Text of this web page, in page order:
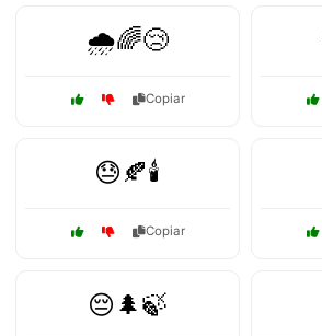
🌧️🌈😢
Copiar
😓🍂🕯️
Copiar
😔🌲🍃